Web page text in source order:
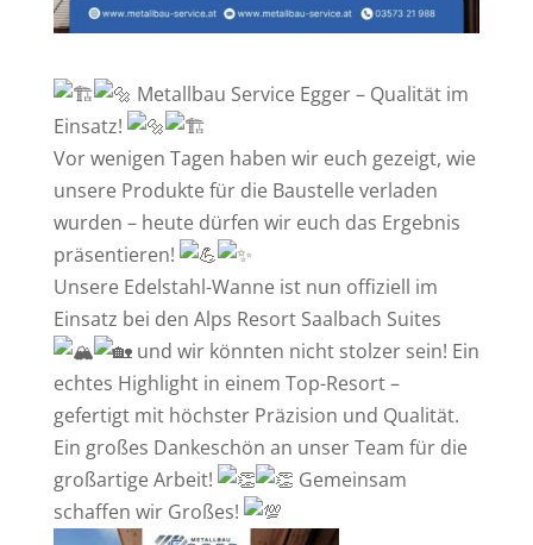
Metallbau Service Egger – Qualität im
Einsatz!
Vor wenigen Tagen haben wir euch gezeigt, wie
unsere Produkte für die Baustelle verladen
wurden – heute dürfen wir euch das Ergebnis
präsentieren!
Unsere Edelstahl-Wanne ist nun offiziell im
Einsatz bei den Alps Resort Saalbach Suites
und wir könnten nicht stolzer sein! Ein
echtes Highlight in einem Top-Resort –
gefertigt mit höchster Präzision und Qualität.
Ein großes Dankeschön an unser Team für die
großartige Arbeit!
Gemeinsam
schaffen wir Großes!